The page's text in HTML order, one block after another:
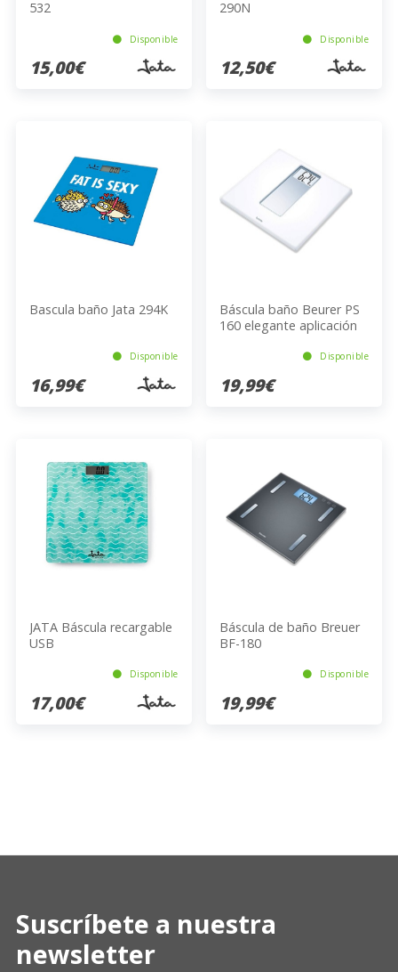
532
Disponible
15,00€
290N
Disponible
12,50€
Bascula baño Jata 294K
Disponible
16,99€
Báscula baño Beurer PS
160 elegante aplicación
Disponible
19,99€
JATA Báscula recargable
USB
Disponible
17,00€
Báscula de baño Breuer
BF-180
Disponible
19,99€
Suscríbete a nuestra
newsletter